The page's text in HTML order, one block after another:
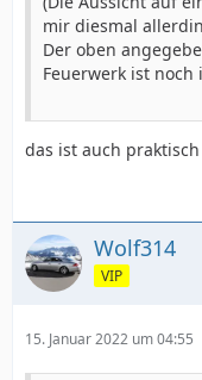
mir diesmal
Der oben
Feuerwerk ist noch
das ist auch
Wolf314
VIP
15. Januar 2022 um 04:55